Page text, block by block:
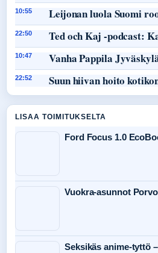
10:55 Leijonan luola Suomi
22:50 Ted och Kaj -podcast:
10:47 Vanha Pappila
22:52 Suun hiivan hoito
LISAA TOIMITUKSELTA
Ford Focus 1.0
Vuokra-asunnot
Seksikäs anime-tyttö